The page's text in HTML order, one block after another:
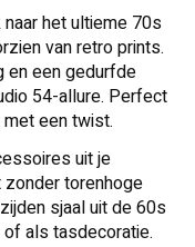
het ultieme 70s
van retro prints.
en een gedurfde
54-allure. Perfect
een twist.
uit je
torenhoge
sjaal uit de 60s
of als tasdecoratie.